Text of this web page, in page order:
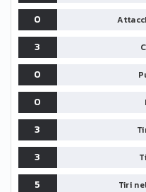
0
3
0
0
3
3
5
Tiri